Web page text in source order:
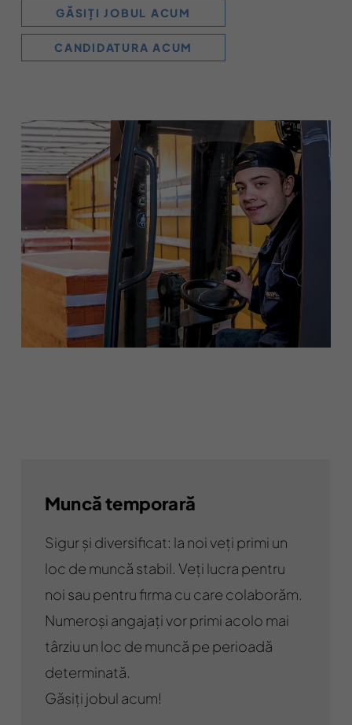
GĂSIȚI JOBUL ACUM
CANDIDATURA ACUM
Muncă temporară
Sigur și diversificat: la noi veți primi un
loc de muncă stabil. Veți lucra pentru
noi sau pentru firma cu care colaborăm.
Numeroși angajați vor primi acolo mai
târziu un loc de muncă pe perioadă
determinată.
Găsiți jobul acum!